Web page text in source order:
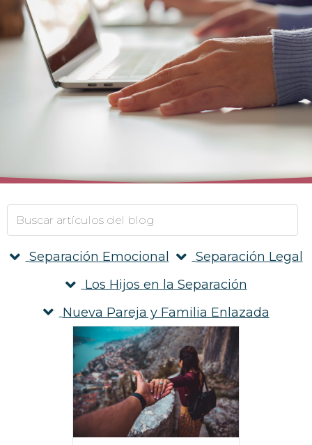
Separación Emocional
Separación Legal
Los Hijos en la Separación
Nueva Pareja y Familia Enlazada